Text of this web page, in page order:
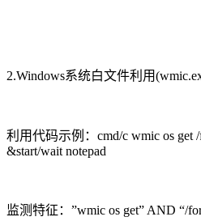
2.Windows系统白文件利用
利用代码示例：cmd/c wmic os get
&start/wait notepad
监测特征：”wmic os get” AND “/